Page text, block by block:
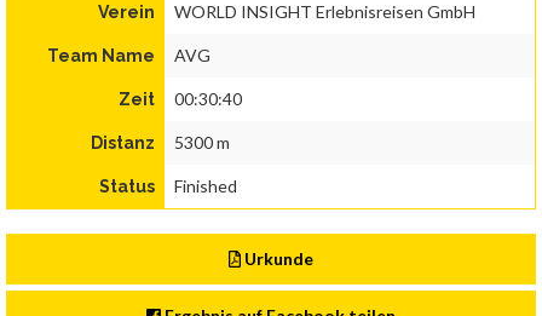
Verein WORLD INSIGHT Erlebnisreisen GmbH
Team Name AVG
Zeit 00:30:40
Distanz 5300 m
Status Finished
Urkunde